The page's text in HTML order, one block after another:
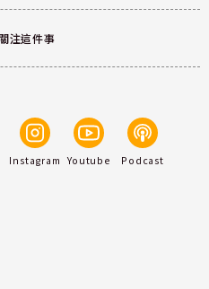
注這件事
Instagram Youtube Podcast